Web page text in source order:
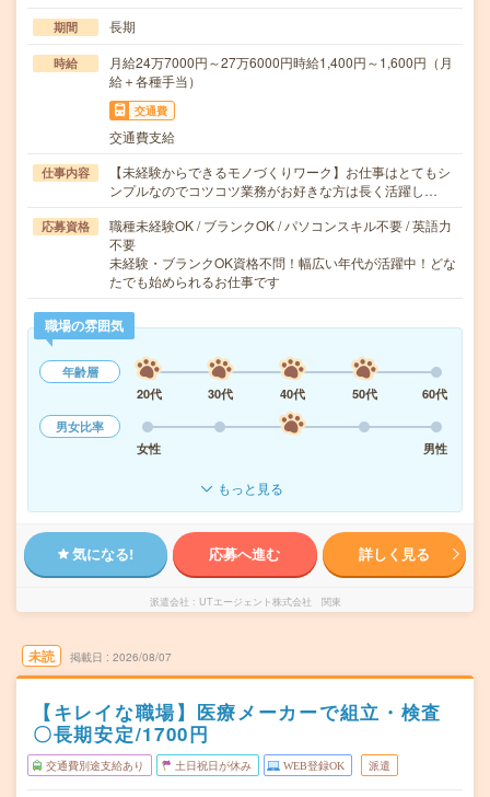
期間 長期
時給
月給24万7000円～27万6000円時給1,400円～1,600円（月
給＋各種手当）
交通費
交通費支給
仕事内容
【未経験からできるモノづくりワーク】お仕事はとてもシ
ンプルなのでコツコツ業務がお好きな方は長く活躍し…
応募資格
職種未経験OK / ブランクOK / パソコンスキル不要 / 英語力
不要
未経験・ブランクOK資格不問！幅広い年代が活躍中！どな
たでも始められるお仕事です
職場の雰囲気
年齢層
20代
30代 40代 50代
60代
男女比率
女性
男性
もっと見る
気になる! 応募へ進む 詳しく見る
派遣会社 UTエージェント株式会社 関東
未読 掲載日 2026/08/07
【キレイな職場】医療メーカーで組立・検査
〇長期安定/1700円
交通費別途支給あり 土日祝日が休み WEB登録OK 派遣